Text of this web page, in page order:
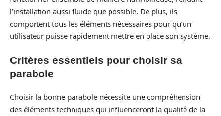
l’installation aussi fluide que possible. De plus, ils
comportent tous les éléments nécessaires pour qu’un
utilisateur puisse rapidement mettre en place son système.
Critères essentiels pour choisir sa
parabole
Choisir la bonne parabole nécessite une compréhension
des éléments techniques qui influenceront la qualité de la